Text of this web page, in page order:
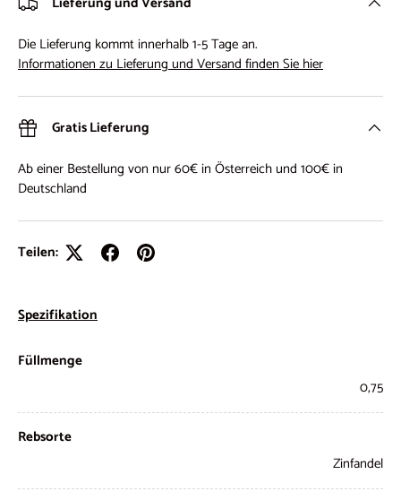
Die Lieferung kommt innerhalb 1-5 Tage an.
Informationen zu Lieferung und Versand finden Sie hier
Gratis Lieferung
Ab einer Bestellung von nur 60€ in Österreich und 100€ in
Deutschland
Teilen:
Spezifikation
Füllmenge
0,75
Rebsorte
Zinfandel